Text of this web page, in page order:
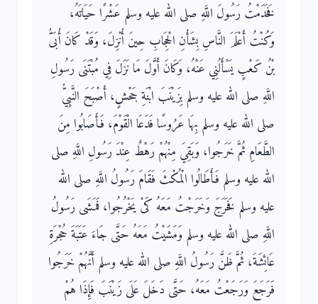
فَخَدَمْتُ رَسُولَ اللَّهِ صلى الله عليه وسلم عَشْرًا حَيَاتَهُ،
وَكُنْتُ أَعْلَمَ النَّاسِ بِشَأْنِ الْحِجَابِ حِينَ أُنْزِلَ، وَقَدْ كَانَ أُبَىُّ
بْنُ كَعْبٍ يَسْأَلُنِي عَنْهُ، وَكَانَ أَوَّلَ مَا نَزَلَ فِي مُبْتَنَى رَسُولِ
اللَّهِ صلى الله عليه وسلم بِزَيْنَبَ ابْنَةِ جَحْشٍ، أَصْبَحَ النَّبِيُّ
صلى الله عليه وسلم بِهَا عَرُوسًا فَدَعَا الْقَوْمَ، فَأَصَابُوا مِنَ
الطَّعَامِ ثُمَّ خَرَجُوا، وَبَقِيَ مِنْهُمْ رَهْطٌ عِنْدَ رَسُولِ اللَّهِ صلى
الله عليه وسلم فَأَطَالُوا الْمُكْثَ فَقَامَ رَسُولُ اللَّهِ صلى الله
عليه وسلم فَخَرَجَ وَخَرَجْتُ مَعَهُ كَىْ يَخْرُجُوا، فَمَشَى رَسُولُ
اللَّهِ صلى الله عليه وسلم وَمَشَيْتُ مَعَهُ حَتَّى جَاءَ عَتَبَةَ حُجْرَةِ
عَائِشَةَ، ثُمَّ ظَنَّ رَسُولُ اللَّهِ صلى الله عليه وسلم أَنَّهُمْ خَرَجُوا
فَرَجَعَ وَرَجَعْتُ مَعَهُ، حَتَّى دَخَلَ عَلَى زَيْنَبَ فَإِذَا هُمْ